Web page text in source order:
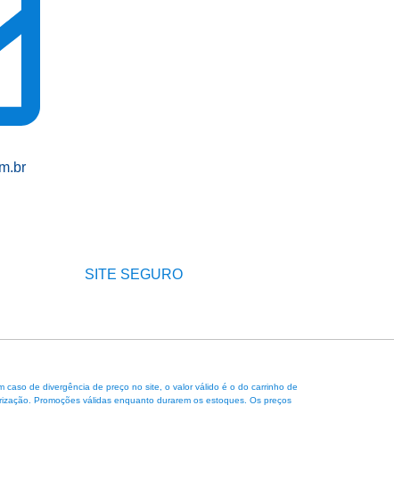
SITE SEGURO
de divergência de preço no site, o valor válido é o do carrinho de
Promoções válidas enquanto durarem os estoques. Os preços